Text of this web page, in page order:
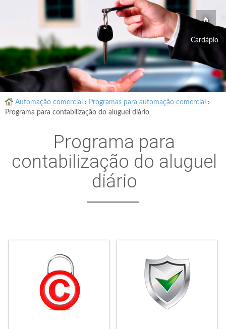
Cardápio
Automação comercial › Programas para automação comercial
›
Programa para contabilização do aluguel diário
Programa para
contabilização do aluguel
diário